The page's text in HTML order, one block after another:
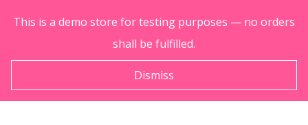
This is a demo store for testing purposes — no orders
shall be fulfilled.
Dismiss